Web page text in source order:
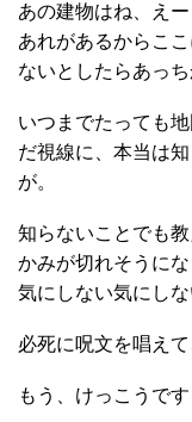
あの建物はね、え
あれがあるからこ
ないとしたらあっ
いつまでたっても
だ視線に、本当は
が。
知らないことでも
かみが切れそうに
気にしない気にし
必死に呪文を唱え
もう、けっこうです